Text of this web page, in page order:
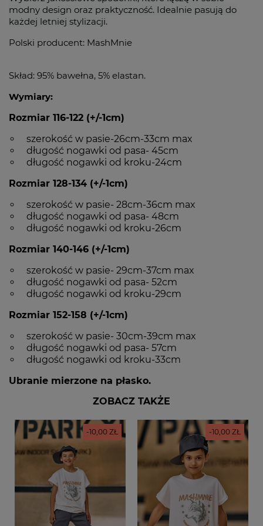
ZOBACZ TAKŻE
-10,00 ZŁ -10,00 ZŁ
modny design oraz praktyczność. Idealnie pasują do
każdej letniej stylizacji.
Polski producent: MashMnie
Skład: 95% bawełna, 5% elastan.
Wymiary:
Rozmiar 116-122 (+/-1cm)
szerokość w pasie-26cm-33cm max
długość nogawki od pasa- 45cm
długość nogawki od kroku-24cm
Rozmiar 128-134 (+/-1cm)
szerokość w pasie- 28cm-36cm max
długość nogawki od pasa- 48cm
długość nogawki od kroku-26cm
Rozmiar 140-146 (+/-1cm)
szerokość w pasie- 29cm-37cm max
długość nogawki od pasa- 52cm
długość nogawki od kroku-29cm
Rozmiar 152-158 (+/-1cm)
szerokość w pasie- 30cm-39cm max
długość nogawki od pasa- 57cm
długość nogawki od kroku-33cm
Ubranie mierzone na płasko.